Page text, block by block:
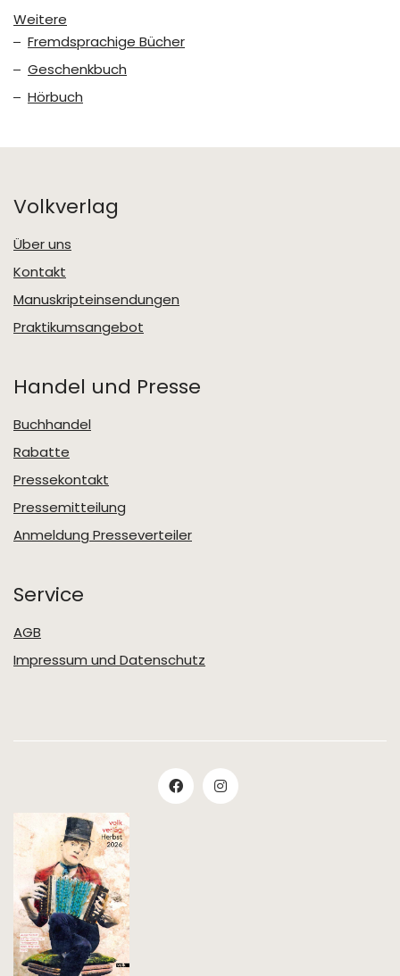
Weitere
Fremdsprachige Bücher
Geschenkbuch
Hörbuch
Volkverlag
Über uns
Kontakt
Manuskripteinsendungen
Praktikumsangebot
Handel und Presse
Buchhandel
Rabatte
Pressekontakt
Pressemitteilung
Anmeldung Presseverteiler
Service
AGB
Impressum und Datenschutz